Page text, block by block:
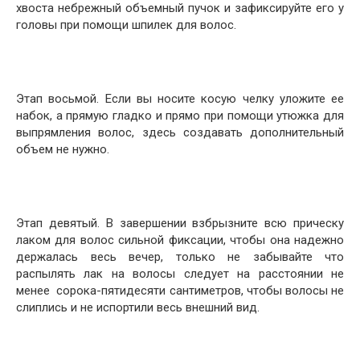
хвоста небрежный объемный пучок и зафиксируйте его у
головы при помощи шпилек для волос.
Этап восьмой. Если вы носите косую челку уложите ее
набок, а прямую гладко и прямо при помощи утюжка для
выпрямления волос, здесь создавать дополнительный
объем не нужно.
Этап девятый. В завершении взбрызните всю прическу
лаком для волос сильной фиксации, чтобы она надежно
держалась весь вечер, только не забывайте что
распылять лак на волосы следует на расстоянии не
менее сорока-пятидесяти сантиметров, чтобы волосы не
слиплись и не испортили весь внешний вид.